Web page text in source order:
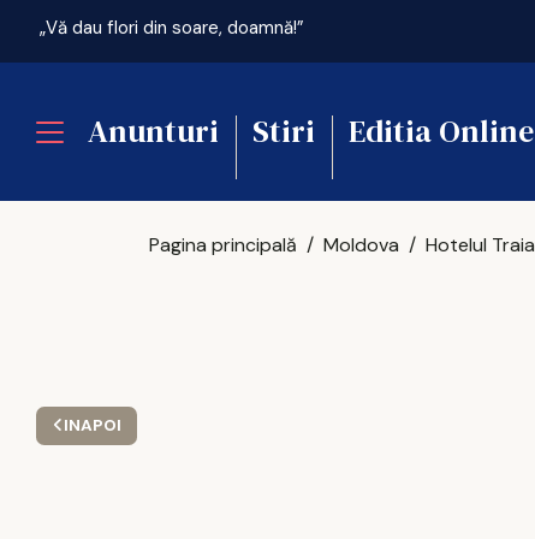
„Vă dau flori din soare, doamnă!”
Anunturi Stiri Editia Online
INAPOI
Pagina principală Moldova